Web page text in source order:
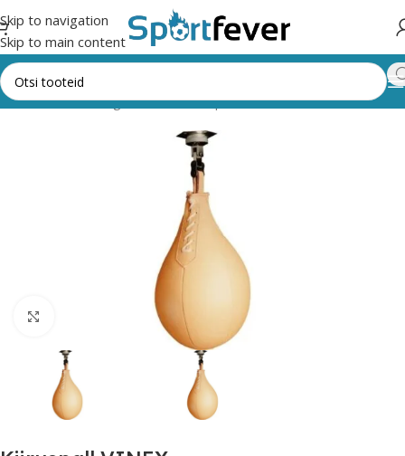
Skip to navigation
Skip to main content
Esileht Kõik kategooriad Võitlussport Poks Poksikotid
Suurendamiseks klõpsake